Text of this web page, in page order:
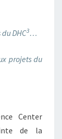
DHC3…
projets du
Center
de la